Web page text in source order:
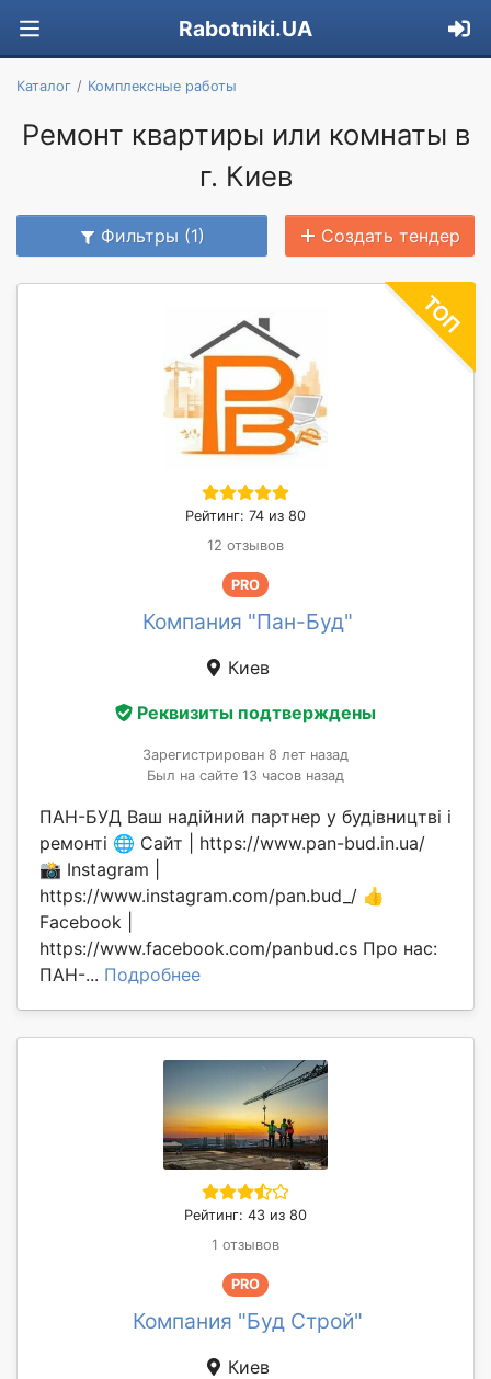
Rabotniki.UA
Каталог Комплексные работы
Ремонт квартиры или комнаты в
г. Киев
Фильтры (1) Создать тендер
Рейтинг: 74 из 80
12 отзывов
PRO
Компания "Пан-Буд"
Киев
Реквизиты подтверждены
Зарегистрирован 8 лет назад
Был на сайте 13 часов назад
ПАН-БУД Ваш надійний партнер у будівництві і
ремонті 🌐 Сайт | https://www.pan-bud.in.ua/
📸 Instagram |
https://www.instagram.com/pan.bud_/ 👍
Facebook |
https://www.facebook.com/panbud.cs Про нас:
ПАН-... Подробнее
Рейтинг: 43 из 80
1 отзывов
PRO
Компания "Буд Строй"
Киев